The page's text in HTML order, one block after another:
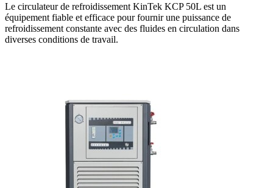
Le circulateur de refroidissement KinTek KCP 50L est un
équipement fiable et efficace pour fournir une puissance de
refroidissement constante avec des fluides en circulation dans
diverses conditions de travail.